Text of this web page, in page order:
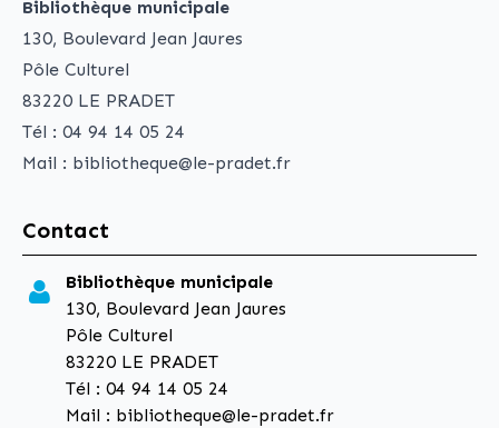
Bibliothèque municipale
130, Boulevard Jean Jaures
Pôle Culturel
83220 LE PRADET
Tél : 04 94 14 05 24
Mail : bibliotheque@le-pradet.fr
Contact
Bibliothèque municipale
130, Boulevard Jean Jaures
Pôle Culturel
83220 LE PRADET
Tél : 04 94 14 05 24
Mail : bibliotheque@le-pradet.fr